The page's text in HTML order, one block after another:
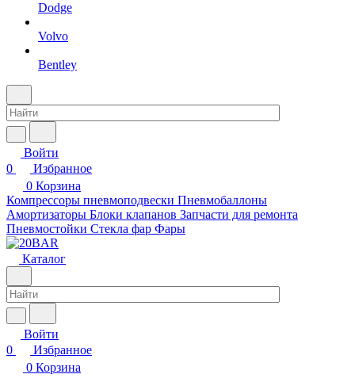
Dodge
Volvo
Bentley
Войти
0
Избранное
0 Корзина
Компрессоры пневмоподвески Пневмобаллоны
Амортизаторы Блоки клапанов Запчасти для ремонта
Пневмостойки Стекла фар Фары
Каталог
Войти
0
Избранное
0 Корзина